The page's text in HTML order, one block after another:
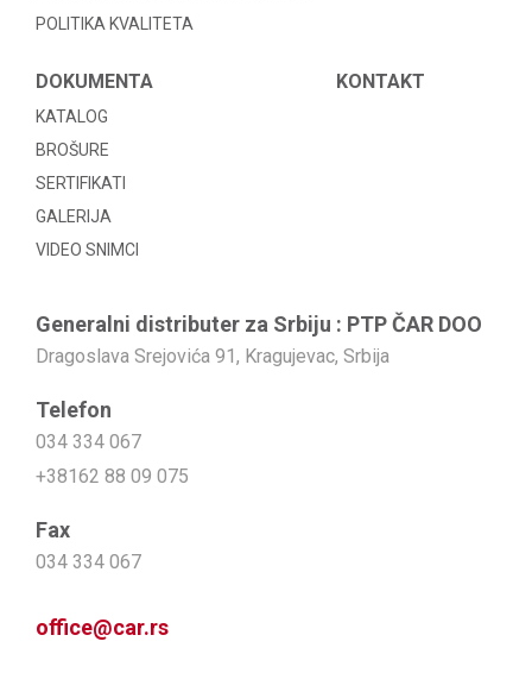
POLITIKA KVALITETA
DOKUMENTA
KATALOG
BROŠURE
SERTIFIKATI
GALERIJA
VIDEO SNIMCI
KONTAKT
Generalni distributer za Srbiju : PTP ČAR DOO
Dragoslava Srejovića 91, Kragujevac, Srbija
Telefon
034 334 067
+38162 88 09 075
Fax
034 334 067
office@car.rs